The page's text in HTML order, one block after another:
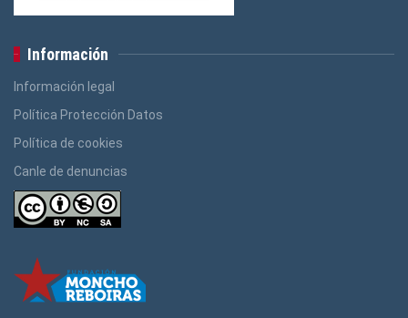
Información
Información legal
Política Protección Datos
Política de cookies
Canle de denuncias